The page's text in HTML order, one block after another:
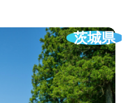
茨城県